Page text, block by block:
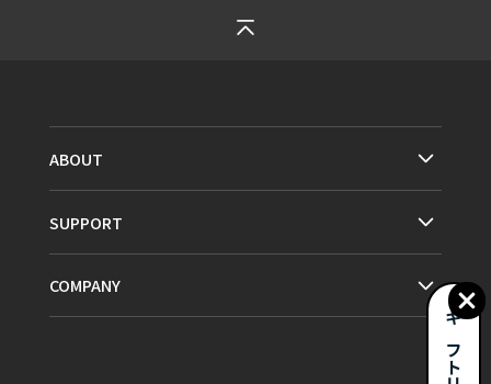
ABOUT
SUPPORT
COMPANY